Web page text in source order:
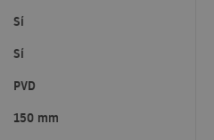
Sí
Sí
PVD
150 mm